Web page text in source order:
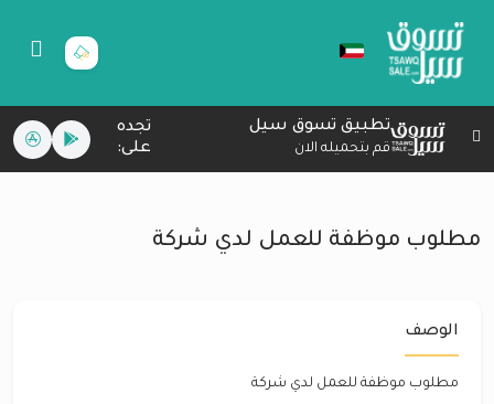
تطبيق تسوق سيل
قم بتحميله الان
تجده
على:
مطلوب موظفة للعمل لدي شركة
الوصف
مطلوب موظفة للعمل لدي شركة